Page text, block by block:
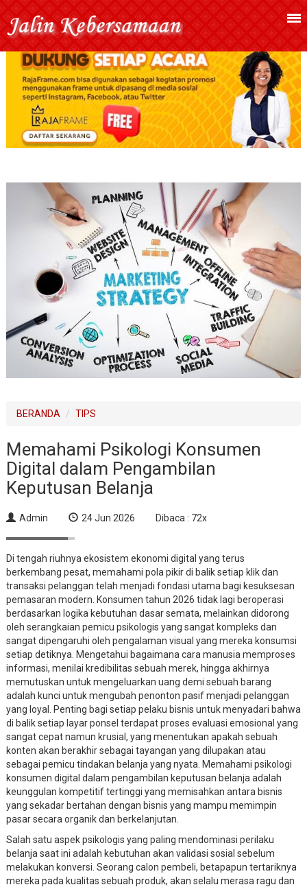
BERANDA TIPS
Memahami Psikologi Konsumen
Digital dalam Pengambilan
Keputusan Belanja
Admin 24 Jun 2026 Dibaca : 72x
Di tengah riuhnya ekosistem ekonomi digital yang terus
berkembang pesat, memahami pola pikir di balik setiap klik dan
transaksi pelanggan telah menjadi fondasi utama bagi kesuksesan
pemasaran modern. Konsumen tahun 2026 tidak lagi beroperasi
berdasarkan logika kebutuhan dasar semata, melainkan didorong
oleh serangkaian pemicu psikologis yang sangat kompleks dan
sangat dipengaruhi oleh pengalaman visual yang mereka konsumsi
setiap detiknya. Mengetahui bagaimana cara manusia memproses
informasi, menilai kredibilitas sebuah merek, hingga akhirnya
memutuskan untuk mengeluarkan uang demi sebuah barang
adalah kunci untuk mengubah penonton pasif menjadi pelanggan
yang loyal. Penting bagi setiap pelaku bisnis untuk menyadari bahwa
di balik setiap layar ponsel terdapat proses evaluasi emosional yang
sangat cepat namun krusial, yang menentukan apakah sebuah
konten akan berakhir sebagai tayangan yang dilupakan atau
sebagai pemicu tindakan belanja yang nyata. Memahami psikologi
konsumen digital dalam pengambilan keputusan belanja adalah
keunggulan kompetitif tertinggi yang memisahkan antara bisnis
yang sekadar bertahan dengan bisnis yang mampu memimpin
pasar secara organik dan berkelanjutan.
Salah satu aspek psikologis yang paling mendominasi perilaku
belanja saat ini adalah kebutuhan akan validasi sosial sebelum
melakukan konversi. Seorang calon pembeli, betapapun tertariknya
mereka pada kualitas sebuah produk, akan selalu merasa ragu dan